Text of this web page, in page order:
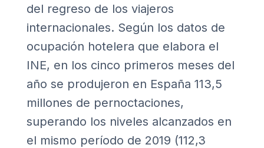
del regreso de los viajeros
internacionales. Según los datos de
ocupación hotelera que elabora el
INE, en los cinco primeros meses del
año se produjeron en España 113,5
millones de pernoctaciones,
superando los niveles alcanzados en
el mismo período de 2019 (112,3